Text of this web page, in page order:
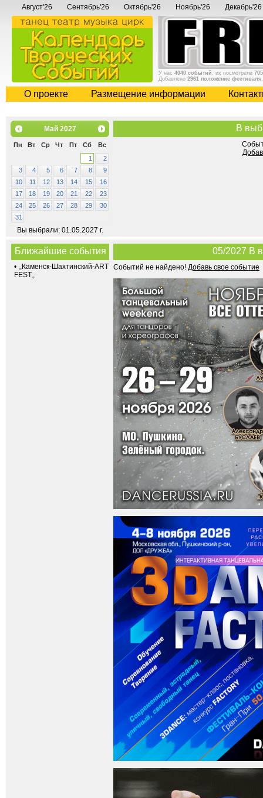
Август'26 Сентябрь'26 Октябрь'26 Ноябрь'26 Декабрь'26
У нас 4040 событий , их посмотрели
Добавлено 2961 положение фестиваля
О проекте Размещение информации
Май 2027
Пн Вт Ср Чт Пт Сб
Вс
1
2
3
4 5 6 7 8
9
10
11 12 13 14 15
16
17
18 19 20 21 22
23
24
25 26 27 28 29
30
31
Вы выбрали: 01.05.2027 г.
В
Ближайшие события
• ,,Каменск-Шахтинский-ART
FEST,,
05/2027 В
Событий не найдено! Добавь свое событие